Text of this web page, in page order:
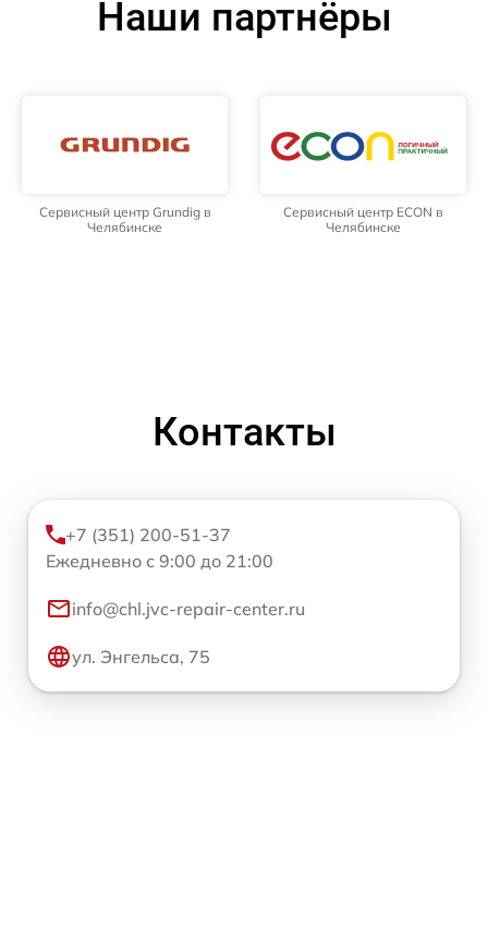
Наши партнёры
Сервисный центр Grundig в
Челябинске
Сервисный центр ECON в
Челябинске
Контакты
+7 (351) 200-51-37
Ежедневно с 9:00 до 21:00
info@chl.jvc-repair-center.ru
ул. Энгельса, 75